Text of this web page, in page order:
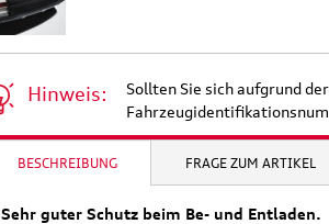
Hinweis:
Sollten Sie sich aufgrund
BESCHREIBUNG FRAGE ZUM ARTIKEL
Sehr guter Schutz beim Be- und Entladen.